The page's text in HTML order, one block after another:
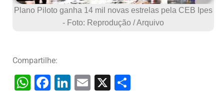
Plano Piloto ganha 14 mil novas estrelas pela CEB Ipes
- Foto: Reprodução / Arquivo
Compartilhe:
W F
Li
E
X